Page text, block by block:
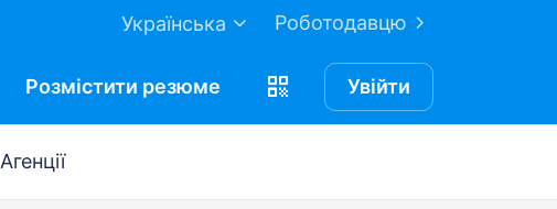
Роботодавцю
Українська
Розмістити резюме Увійти
Агенції